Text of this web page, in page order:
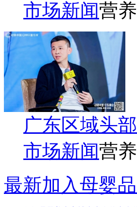
市场新闻营
广东区域头
市场新闻营
最新加入母婴